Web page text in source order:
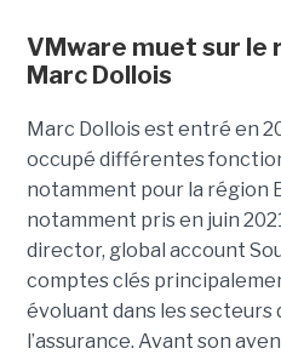
VMware muet sur le
Marc Dollois
Marc Dollois est entré en
occupé différentes
notamment pour la région
notamment pris en juin
director, global account
comptes clés
évoluant dans les secteurs
l’assurance. Avant son